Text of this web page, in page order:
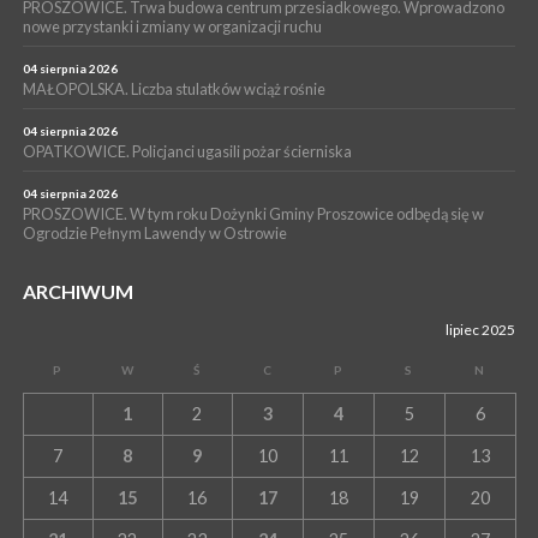
NOC CIEM
15 lipca 2026
PROSZOWICE. Już za tydzień kolejne zajęcia z cyklu „Wakacyjne
PROSZOWICE. Trwa budowa centrum przesiadkowego. Wprowadzono
nowe przystanki i zmiany w organizacji ruchu
04 sierpnia 2026
MAŁOPOLSKA. Liczba stulatków wciąż rośnie
04 sierpnia 2026
OPATKOWICE. Policjanci ugasili pożar ścierniska
04 sierpnia 2026
PROSZOWICE. W tym roku Dożynki Gminy Proszowice odbędą się w
Ogrodzie Pełnym Lawendy w Ostrowie
ARCHIWUM
lipiec 2025
P W Ś C P S N
1 2 3 4 5 6
7 8 9 10 11 12 13
14 15 16 17 18 19 20